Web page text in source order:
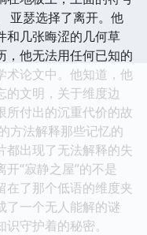
亚瑟选择了离开。他
和几张晦涩的几何草
，他无法用任何已知的
术论文中。他知道，他
的文明，关于维度边
所付出的沉重代价的故
方法解释那些记忆的
都出现了无法解释的失
“寂静之屋”的不是
在了那个低语的维度夹
了一个无人能解的谜
守护着的秘密。